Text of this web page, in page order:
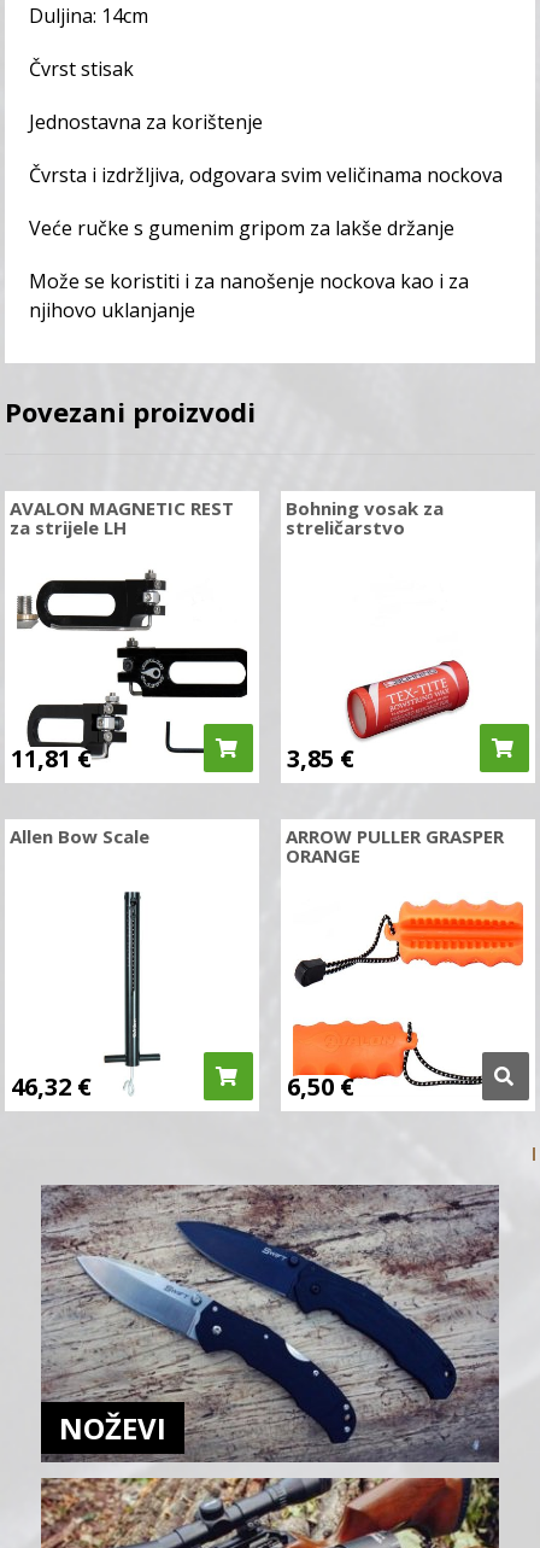
Duljina: 14cm
Čvrst stisak
Jednostavna za korištenje
Čvrsta i izdržljiva, odgovara svim veličinama nockova
Veće ručke s gumenim gripom za lakše držanje
Može se koristiti i za nanošenje nockova kao i za
njihovo uklanjanje
Povezani proizvodi
AVALON MAGNETIC REST
za strijele LH
11,81€
Bohning vosak za
streličarstvo
3,85 €
Allen Bow Scale
46,32 €
ARROW PULLER GRASPER
ORANGE
6,50€
NOŽEVI